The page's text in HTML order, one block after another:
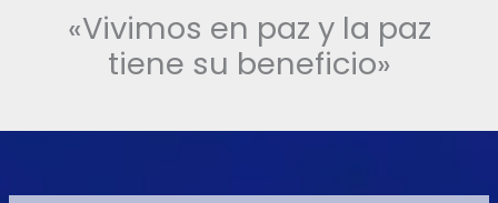
«Vivimos en paz y la paz
tiene su beneficio»